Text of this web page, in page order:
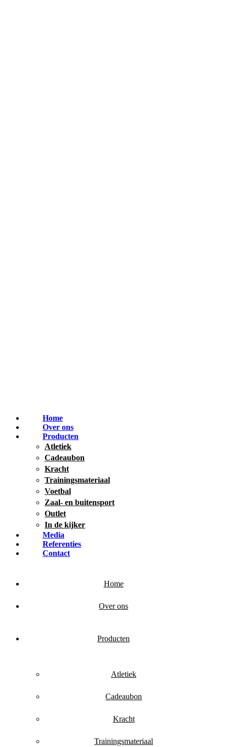
Home
Over ons
Producten
Atletiek
Cadeaubon
Kracht
Trainingsmateriaal
Voetbal
Zaal- en buitensport
Outlet
In de kijker
Media
Referenties
Contact
Home
Over ons
Producten
Atletiek
Cadeaubon
Kracht
Trainingsmateriaal